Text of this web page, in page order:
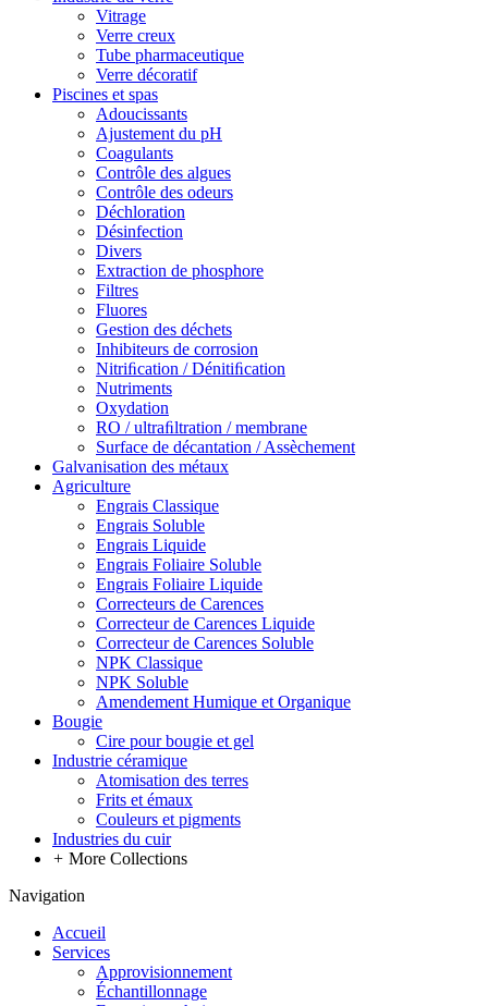
Vitrage
Verre creux
Tube pharmaceutique
Verre décoratif
Piscines et spas
Adoucissants
Ajustement du pH
Coagulants
Contrôle des algues
Contrôle des odeurs
Déchloration
Désinfection
Divers
Extraction de phosphore
Filtres
Fluores
Gestion des déchets
Inhibiteurs de corrosion
Nitriﬁcation / Dénitiﬁcation
Nutriments
Oxydation
RO / ultraﬁltration / membrane
Surface de décantation / Assèchement
Galvanisation des métaux
Agriculture
Engrais Classique
Engrais Soluble
Engrais Liquide
Engrais Foliaire Soluble
Engrais Foliaire Liquide
Correcteurs de Carences
Correcteur de Carences Liquide
Correcteur de Carences Soluble
NPK Classique
NPK Soluble
Amendement Humique et Organique
Bougie
Cire pour bougie et gel
Industrie céramique
Atomisation des terres
Frits et émaux
Couleurs et pigments
Industries du cuir
+ More Collections
Navigation
Accueil
Services
Approvisionnement
Échantillonnage